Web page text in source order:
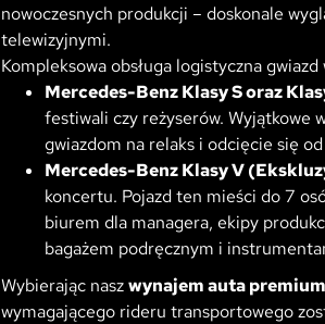
nowoczesnych produkcji – doskonale
telewizyjnymi.
Kompleksowa obsługa logistyczna
Mercedes-Benz Klasy S oraz
festiwali czy reżyserów. Wyjątkowe
gwiazdom na relaks i odcięcie się
Mercedes-Benz Klasy V
koncertu. Pojazd ten mieści do 7
biurem dla managera, ekipy
bagażem podręcznym i
Wybierając naszwynajem auta
wymagającego rideru transportowego